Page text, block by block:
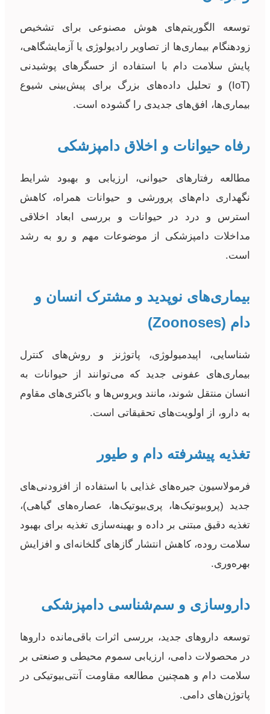
توسعه الگوریتم‌های هوش مصنوعی برای تشخیص
زودهنگام بیماری‌ها از تصاویر رادیولوژی یا آزمایشگاهی،
پایش سلامت دام با استفاده از حسگرهای پوشیدنی
(IoT) و تحلیل داده‌های بزرگ برای پیش‌بینی شیوع
بیماری‌ها، افق‌های جدیدی را گشوده است.
رفاه حیوانات و اخلاق دامپزشکی
مطالعه رفتارهای حیوانی، ارزیابی و بهبود شرایط
نگهداری دام‌های پرورشی و حیوانات همراه، کاهش
استرس و درد در حیوانات و بررسی ابعاد اخلاقی
مداخلات دامپزشکی از موضوعات مهم و رو به رشد
است.
بیماری‌های نوپدید و مشترک انسان و
دام (Zoonoses)
شناسایی، اپیدمیولوژی، پاتوژنز و روش‌های کنترل
بیماری‌های عفونی جدید که می‌توانند از حیوانات به
انسان منتقل شوند، مانند ویروس‌ها و باکتری‌های مقاوم
به دارو، از اولویت‌های تحقیقاتی است.
تغذیه پیشرفته دام و طیور
فرمولاسیون جیره‌های غذایی با استفاده از افزودنی‌های
جدید (پروبیوتیک‌ها، پری‌بیوتیک‌ها، عصاره‌های گیاهی)،
تغذیه دقیق مبتنی بر داده و بهینه‌سازی تغذیه برای بهبود
سلامت روده، کاهش انتشار گازهای گلخانه‌ای و افزایش
بهره‌وری.
داروسازی و سم‌شناسی دامپزشکی
توسعه داروهای جدید، بررسی اثرات باقی‌مانده داروها
در محصولات دامی، ارزیابی سموم محیطی و صنعتی بر
سلامت دام و همچنین مطالعه مقاومت آنتی‌بیوتیکی در
پاتوژن‌های دامی.